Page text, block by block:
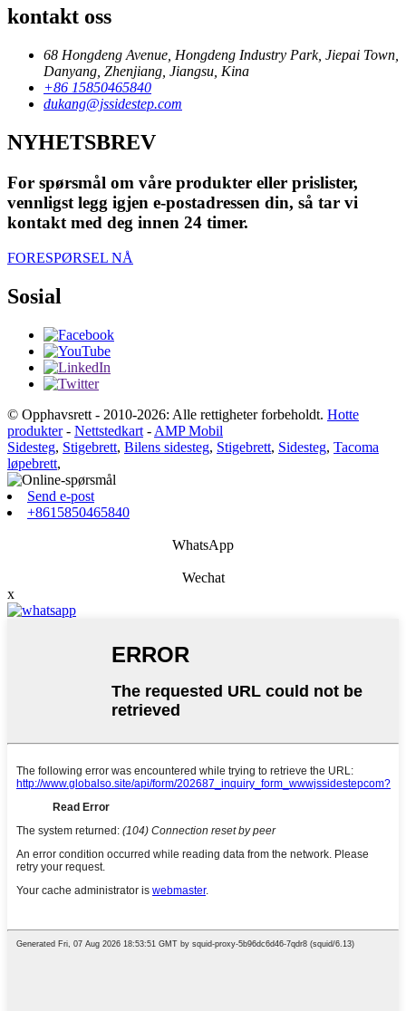
kontakt oss
68 Hongdeng Avenue, Hongdeng Industry Park, Jiepai Town,
Danyang, Zhenjiang, Jiangsu, Kina
+86 15850465840
dukang@jssidestep.com
NYHETSBREV
For spørsmål om våre produkter eller prislister,
vennligst legg igjen e-postadressen din, så tar vi
kontakt med deg innen 24 timer.
FORESPØRSEL NÅ
Sosial
© Opphavsrett - 2010-2026: Alle rettigheter forbeholdt. Hotte
produkter- Nettstedkart - AMP Mobil
Sidesteg, Stigebrett, Bilens sidesteg, Stigebrett, Sidesteg, Tacoma
løpebrett,
Send e-post
+8615850465840
WhatsApp
Wechat
x